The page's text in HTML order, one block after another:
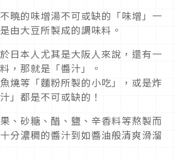
曉的味增湯不可或缺的「味增」一
由大豆所製成的調味料。
日本人尤其是大阪人來說，還有一
，那就是「醬汁」。
燒等「麵粉所製的小吃」，或是炸
」都是不可或缺的！
、砂糖、醋、鹽、辛香料等熬製而
分濃稠的醬汁到如醬油般清爽滑溜